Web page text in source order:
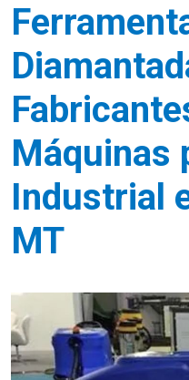
Máquinas
Industrial
MT